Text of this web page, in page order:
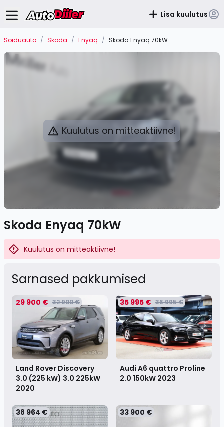
Lisa kuulutus
Sõiduauto / Skoda / Enyaq / Skoda Enyaq 70kW
Kuulutus on mitteaktiivne!
Skoda Enyaq 70kW
Kuulutus on mitteaktiivne!
Sarnased pakkumised
29 900 € 32 900 €
Land Rover Discovery
3.0 (225 kW) 3.0 225kW
2020
35 995 € 36 995 €
Audi A6 quattro Proline
2.0 150kW 2023
38 964 € 33 900 €